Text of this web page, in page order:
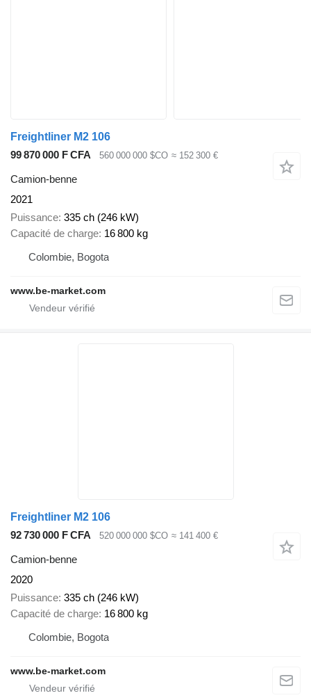
Freightliner M2 106
99 870 000 F CFA
560 000 000 $CO ≈ 152 300 €
Camion-benne
2021
Puissance 335 ch (246 kW)
Capacité de charge 16 800 kg
Colombie, Bogota
www.be-market.com
Freightliner M2 106
92 730 000 F CFA
520 000 000 $CO ≈ 141 400 €
Camion-benne
2020
Puissance 335 ch (246 kW)
Capacité de charge 16 800 kg
Colombie, Bogota
www.be-market.com